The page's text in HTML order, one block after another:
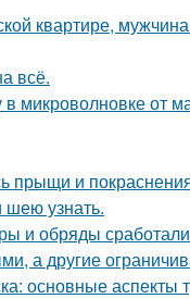
квартире,
всё.
микроволновке от
прыщи и
шею узнать.
и обряды
а другие
основные аспекты